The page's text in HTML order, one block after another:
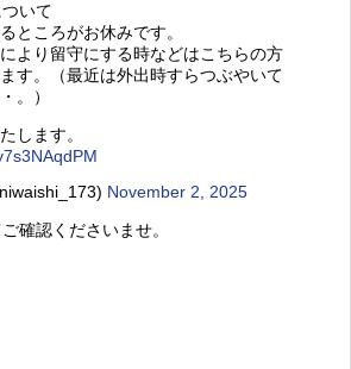
いて
ところがお休みです。
より留守にする時などはこちらの方
す。（最近は外出時すらつぶやいて
。）
します。
November 2, 2025
確認くださいませ。